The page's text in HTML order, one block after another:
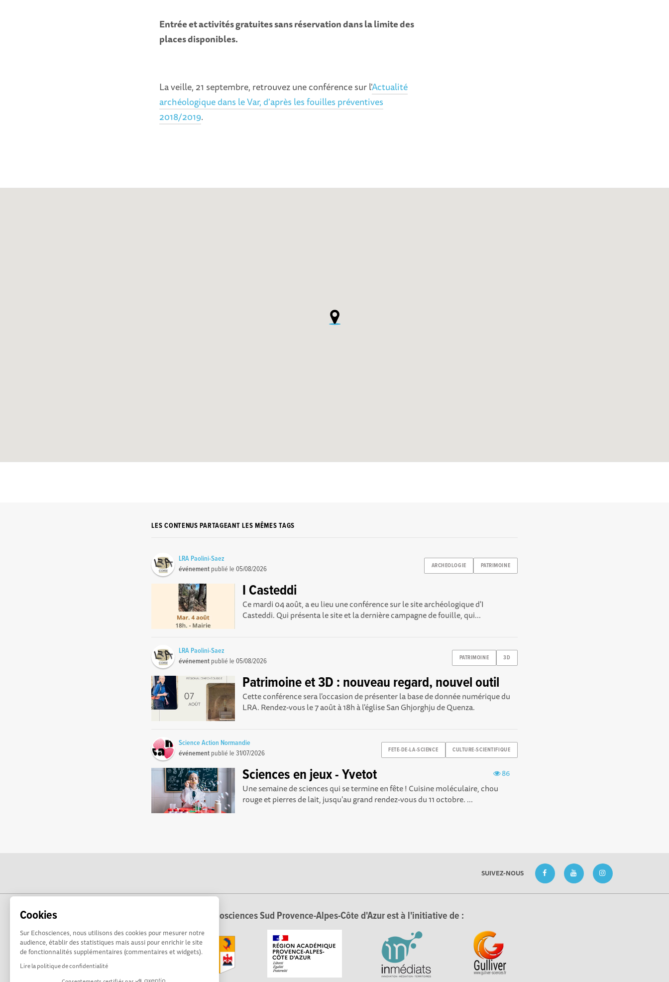
Cookies
Sur Echosciences, nous utilisons des cookies pour mesurer notre
audience, établir des statistiques mais aussi pour enrichir le site
de fonctionnalités supplémentaires (commentaires et widgets).
Lire la politique de confidentialité
Entrée et activités gratuites sans réservation dans la limite des
places disponibles.
La veille, 21 septembre, retrouvez une conférence sur l'Actualité
archéologique dans le Var, d'après les fouilles préventives
2018/2019.
LES CONTENUS PARTAGEANT LES MÊMES TAGS
ARCHEOLOGIE PATRIMOINE
LRA Paolini-Saez
événement publié le05/08/2026
I Casteddi
Ce mardi 04 août, a eu lieu une conférence sur le site archéologique d'I
Casteddi. Qui présenta le site et la dernière campagne de fouille, qui...
PATRIMOINE 3D
LRA Paolini-Saez
événement publié le05/08/2026
Patrimoine et 3D : nouveau regard, nouvel outil
Cette conférence sera l'occasion de présenter la base de donnée numérique du
LRA. Rendez-vous le 7 août à 18h à l'église San Ghjorghju de Quenza.
FETE-DE-LA-SCIENCE CULTURE-SCIENTIFIQUE
Science Action Normandie
événement publié le31/07/2026
86
Sciences en jeux - Yvetot
Une semaine de sciences qui se termine en fête ! Cuisine moléculaire, chou
rouge et pierres de lait, jusqu'au grand rendez-vous du 11 octobre. ...
SUIVEZ-NOUS
Echosciences Sud Provence-Alpes-Côte d'Azur est à l'initiative de :